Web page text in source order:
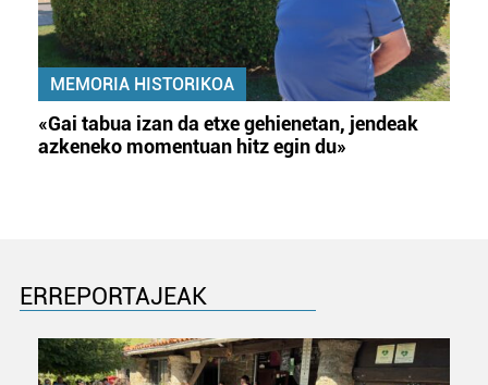
MEMORIA HISTORIKOA
«Gai tabua izan da etxe gehienetan, jendeak
azkeneko momentuan hitz egin du»
ERREPORTAJEAK